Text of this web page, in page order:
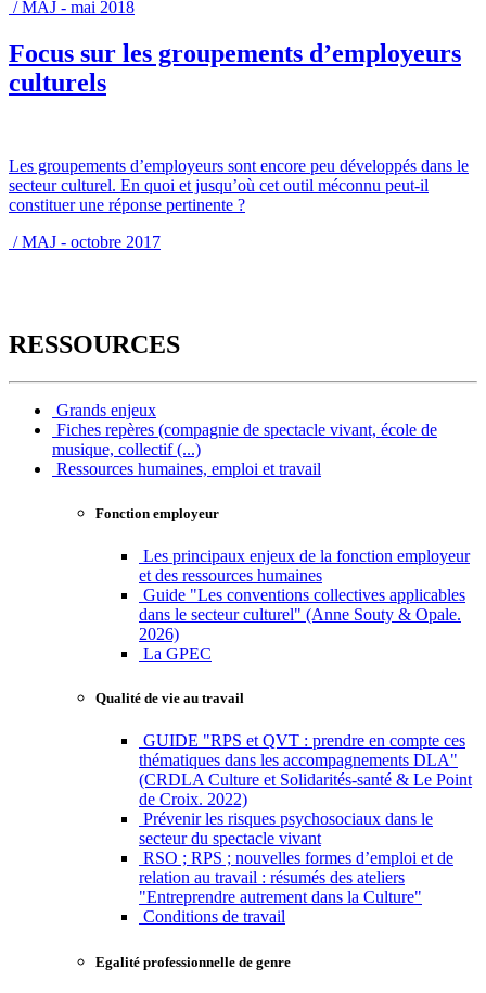
/ MAJ - mai 2018
Focus sur les groupements d’employeurs
culturels
Les groupements d’employeurs sont encore peu développés dans le
secteur culturel. En quoi et jusqu’où cet outil méconnu peut-il
constituer une réponse pertinente ?
/ MAJ - octobre 2017
RESSOURCES
Grands enjeux
Fiches repères (compagnie de spectacle vivant, école de
musique, collectif (...)
Ressources humaines, emploi et travail
Fonction employeur
Les principaux enjeux de la fonction employeur
et des ressources humaines
Guide "Les conventions collectives applicables
dans le secteur culturel" (Anne Souty & Opale.
2026)
La GPEC
Qualité de vie au travail
GUIDE "RPS et QVT : prendre en compte ces
thématiques dans les accompagnements DLA"
(CRDLA Culture et Solidarités-santé & Le Point
de Croix. 2022)
Prévenir les risques psychosociaux dans le
secteur du spectacle vivant
RSO ; RPS ; nouvelles formes d’emploi et de
relation au travail : résumés des ateliers
"Entreprendre autrement dans la Culture"
Conditions de travail
Egalité professionnelle de genre